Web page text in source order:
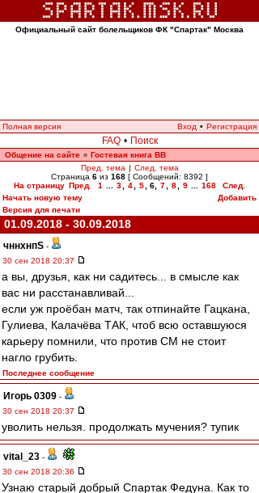
Официальный сайт болельщиков ФК "Спартак" Москва
Полная версия Вход • Регистрация
FAQ • Поиск
Общение на сайте » Гостевая книга ВВ
Пред. тема | След. тема
Страница 6 из 168 [ Сообщений: 8392 ]
На страницу Пред. 1 3 4 5 6 7 8 9 168
След.
Начать новую тему
Добавить
Версия для печати
01.09.2018 - 30.09.2018
чннхнпS -
30 сен 2018 20:37
а вы, друзья, как ни садитесь... в смысле как
вас ни расстанавливай...
если уж проёбан матч, так отпинайте Гацкана,
Гулиева, Калачёва ТАК, чтоб всю оставшуюся
карьеру помнили, что против СМ не стоит
нагло грубить.
Последнее сообщение
Игорь 0309 -
30 сен 2018 20:37
уволить нельзя. продолжать мучения? тупик
vital_23 -
30 сен 2018 20:36
Узнаю старый добрый Спартак Федуна. Как то